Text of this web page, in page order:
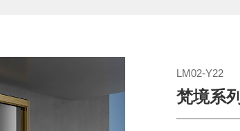
LM02-Y22
梵境系列